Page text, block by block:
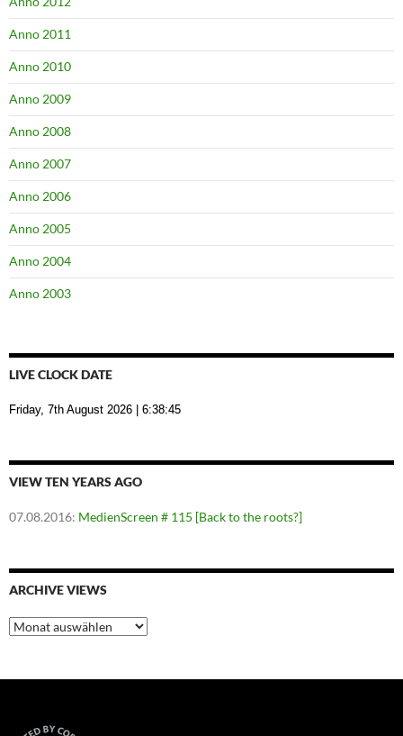
Anno 2011
Anno 2010
Anno 2009
Anno 2008
Anno 2007
Anno 2006
Anno 2005
Anno 2004
Anno 2003
LIVE CLOCK DATE
Friday, 7th August 2026 | 6:38:46
VIEW TEN YEARS AGO
07.08.2016: MedienScreen # 115 [Back to the roots?]
ARCHIVE VIEWS
Archive
Views